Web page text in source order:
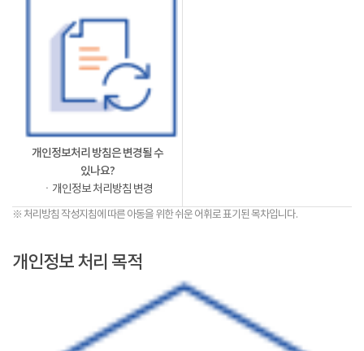
개인정보처리 방침은 변경될 수
있나요?
ㆍ개인정보 처리방침 변경
※ 처리방침 작성지침에 따른 아동을 위한 쉬운 어휘로 표기된 목차입니다.
개인정보 처리 목적